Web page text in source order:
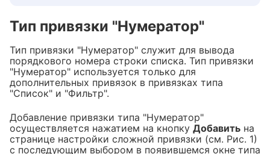
Тип привязки "Нумератор"
Тип привязки "Нумератор" служит для вывода
порядкового номера строки списка. Тип привязки
"Нумератор" используется только для
дополнительных привязок в привязках типа
"Список" и "Фильтр".
Добавление привязки типа "Нумератор"
осуществляется нажатием на кнопку Добавить на
странице настройки сложной привязки (см. Рис. 1)
с последующим выбором в появившемся окне типа